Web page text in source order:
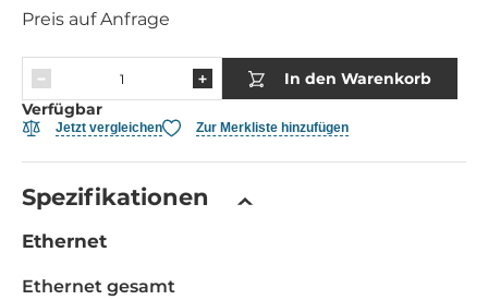
Preis auf Anfrage
In den Warenkorb
Verfügbar
Jetzt vergleichen Zur Merkliste hinzufügen
Spezifikationen
Ethernet
Ethernet gesamt